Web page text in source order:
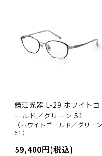
鯖江光器 L-29 ホワイトゴ
ールド／グリーン 51
（ホワイトゴールド／グリーン
51）
59,400円(税込)